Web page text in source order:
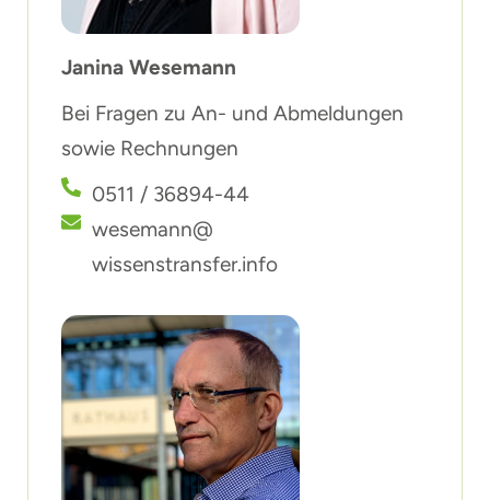
Janina Wesemann
Bei Fragen zu An- und Abmeldungen
sowie Rechnungen
0511 / 36894-44
wesemann@
wissenstransfer.info